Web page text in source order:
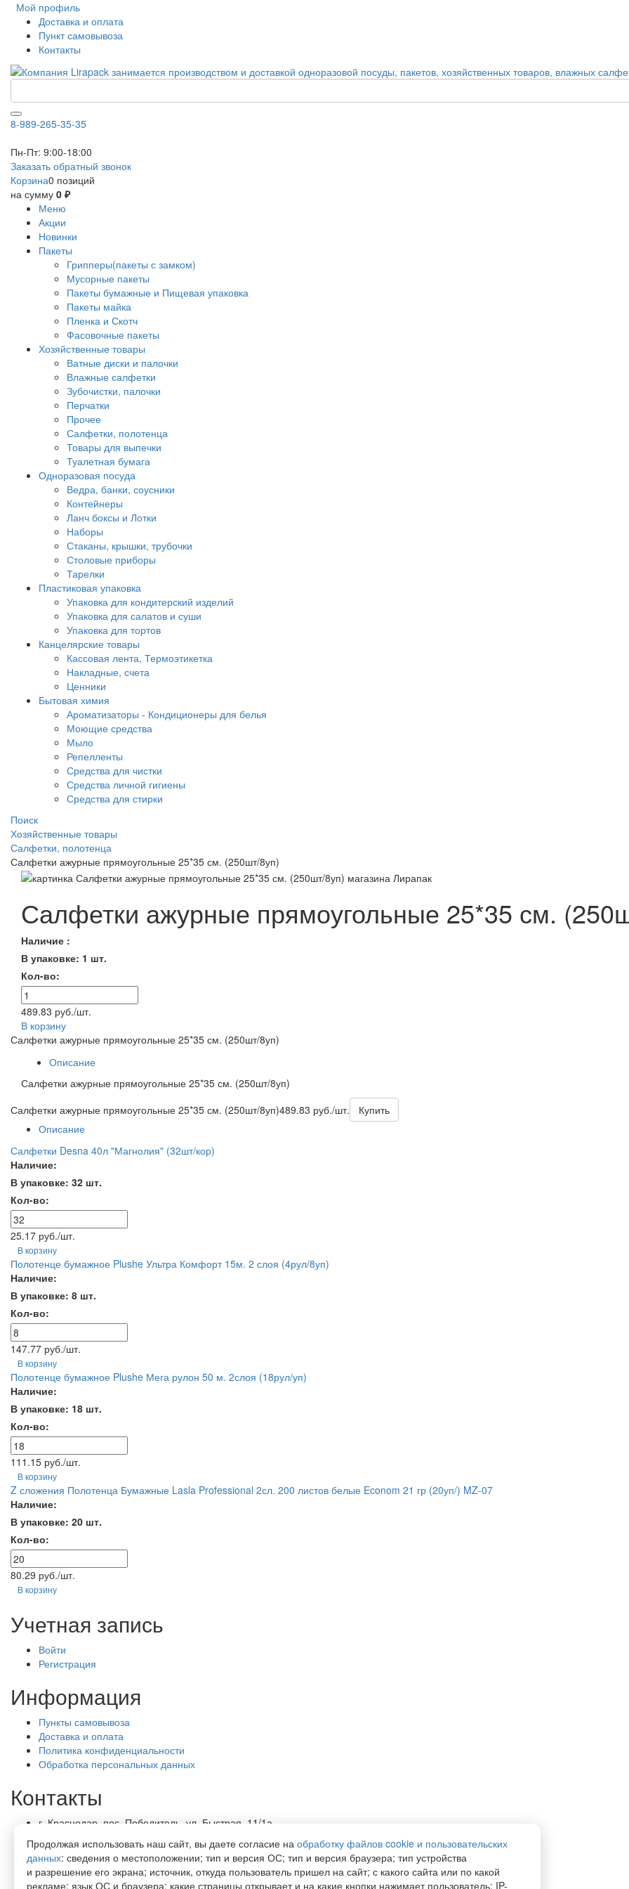
Мой профиль
Доставка и оплата
Пункт самовывоза
Контакты
8-989-265-35-35
Пн-Пт: 9:00-18:00
Заказать обратный звонок
Корзина0 позиций
на сумму 0 ₽
Меню
Акции
Новинки
Пакеты
Грипперы(пакеты с замком)
Мусорные пакеты
Пакеты бумажные и Пищевая упаковка
Пакеты майка
Пленка и Скотч
Фасовочные пакеты
Хозяйственные товары
Ватные диски и палочки
Влажные салфетки
Зубочистки, палочки
Перчатки
Прочее
Салфетки, полотенца
Товары для выпечки
Туалетная бумага
Одноразовая посуда
Ведра, банки, соусники
Контейнеры
Ланч боксы и Лотки
Наборы
Стаканы, крышки, трубочки
Столовые приборы
Тарелки
Пластиковая упаковка
Упаковка для кондитерский изделий
Упаковка для салатов и суши
Упаковка для тортов
Канцелярские товары
Кассовая лента, Термоэтикетка
Накладные, счета
Ценники
Бытовая химия
Ароматизаторы - Кондиционеры для белья
Моющие средства
Мыло
Репелленты
Средства для чистки
Средства личной гигиены
Средства для стирки
Поиск
Хозяйственные товары
Салфетки, полотенца
Салфетки ажурные прямоугольные 25*35 см. (250шт/8уп)
Салфетки ажурные прямоугольные 25*35 см.
Наличие :
В упаковке: 1 шт.
Кол-во:
489.83 руб./шт.
В корзину
Салфетки ажурные прямоугольные 25*35 см. (250шт/8уп)
Описание
Салфетки ажурные прямоугольные 25*35 см. (250шт/8уп)
Салфетки ажурные прямоугольные 25*35 см. (250шт/8уп)489.83 руб./шт.
Купить
Описание
Салфетки Desna 40л "Магнолия" (32шт/кор)
Наличие:
В упаковке: 32 шт.
Кол-во:
25.17 руб./шт.
В корзину
Полотенце бумажное Plushe Ультра Комфорт 15м. 2 слоя (4рул/8уп)
Наличие:
В упаковке: 8 шт.
Кол-во:
147.77 руб./шт.
В корзину
Полотенце бумажное Plushe Мега рулон 50 м. 2слоя (18рул/уп)
Наличие:
В упаковке: 18 шт.
Кол-во:
111.15 руб./шт.
В корзину
Z сложения Полотенца Бумажные Lasla Professional 2сл. 200 листов белые Econom 21 гр (20уп/) MZ-07
Наличие:
В упаковке: 20 шт.
Кол-во:
80.29 руб./шт.
В корзину
Учетная запись
Войти
Регистрация
Информация
Пункты самовывоза
Доставка и оплата
Политика конфиденциальности
Обработка персональных данных
Контакты
г. Краснодар, пос. Победитель, ул. Быстрая, 11/1а
Пн-Пт 9.00 — 18.00
office@lirapack.com
Посмотреть на карте
Продолжая использовать наш сайт, вы даете согласие на обработку файлов cookie и пользовательских
данных: сведения о местоположении; тип и версия ОС; тип и версия браузера; тип устройства
и разрешение его экрана; источник, откуда пользователь пришел на сайт; с какого сайта или по какой
рекламе; язык ОС и браузера; какие страницы открывает и на какие кнопки нажимает пользователь; IP-